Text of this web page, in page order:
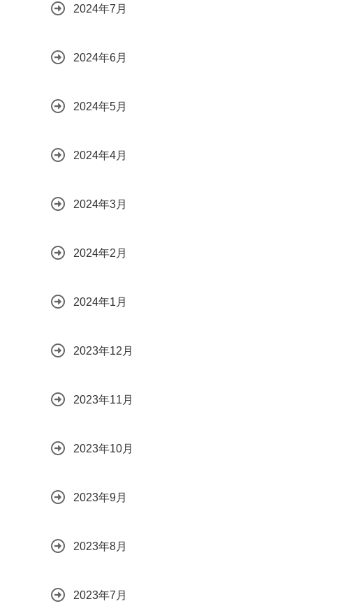
2024年7月
2024年6月
2024年5月
2024年4月
2024年3月
2024年2月
2024年1月
2023年12月
2023年11月
2023年10月
2023年9月
2023年8月
2023年7月